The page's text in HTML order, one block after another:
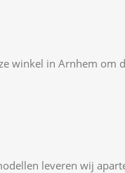
winkel in Arnhem
leveren wij